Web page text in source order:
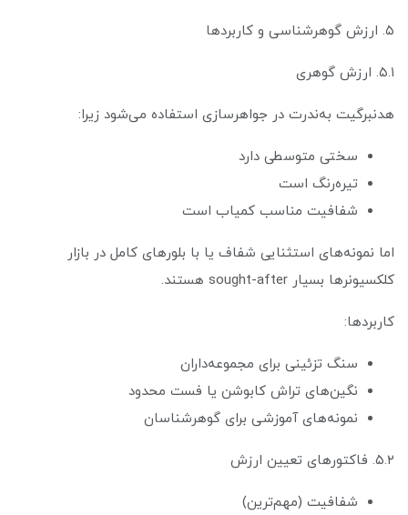
۵. ارزش گوهرشناسی و کاربردها
۵.۱. ارزش گوهری
هدنبرگیت به‌ندرت در جواهرسازی استفاده می‌شود زیرا:
سختی متوسطی دارد
تیره‌رنگ است
شفافیت مناسب کمیاب است
اما نمونه‌های استثنایی شفاف یا با بلورهای کامل در بازار
کلکسیونرها بسیار sought-after هستند.
کاربردها:
سنگ تزئینی برای مجموعه‌داران
نگین‌های تراش کابوشن یا فست محدود
نمونه‌های آموزشی برای گوهرشناسان
۵.۲. فاکتورهای تعیین ارزش
شفافیت (مهم‌ترین)